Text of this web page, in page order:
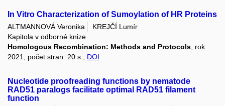
In Vitro Characterization of Sumoylation of HR Proteins
ALTMANNOVÁ Veronika
KREJČÍ Lumír
Kapitola v odborné knize
Homologous Recombination: Methods and Protocols , rok:
2021, počet stran: 20 s., DOI
Nucleotide proofreading functions by nematode
RAD51 paralogs facilitate optimal RAD51 filament
function